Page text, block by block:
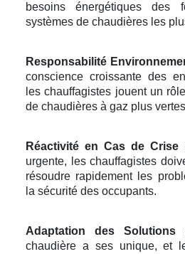
besoins énergétiques des
systèmes de chaudières les
Responsabilité
conscience croissante des
les chauffagistes jouent un
de chaudières à gaz plus
Réactivité en Cas de Crise
urgente, les chauffagistes
résoudre rapidement les
la sécurité des occupants.
Adaptation des Solutions:
chaudière a ses unique, et